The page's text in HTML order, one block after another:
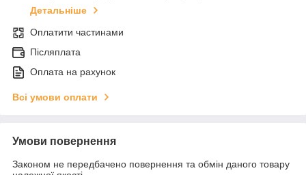
Детальніше
Оплатити частинами
Післяплата
Оплата на рахунок
Всі умови оплати
Умови повернення
Законом не передбачено повернення та обмін даного товару